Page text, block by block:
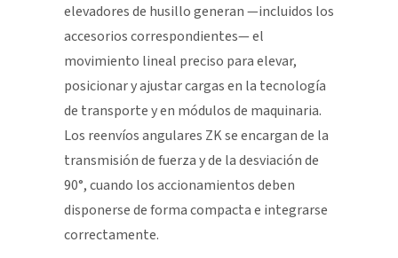
elevadores de husillo generan —incluidos los
accesorios correspondientes— el
movimiento lineal preciso para elevar,
posicionar y ajustar cargas en la tecnología
de transporte y en módulos de maquinaria.
Los reenvíos angulares ZK se encargan de la
transmisión de fuerza y de la desviación de
90°, cuando los accionamientos deben
disponerse de forma compacta e integrarse
correctamente.